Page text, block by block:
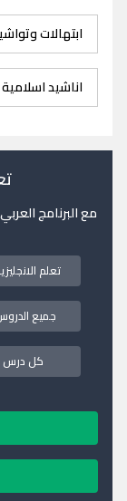
ابتهالات
اناشيد اسلامية
مع البرنامج العربي
تعلم
جميع
كل درس فيه 5 اختبارات تفاعلية